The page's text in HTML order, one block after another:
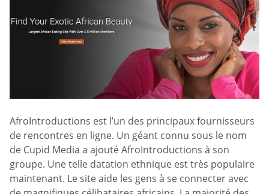
AfroIntroductions est l’un des principaux fournisseurs
de rencontres en ligne. Un géant connu sous le nom
de Cupid Media a ajouté AfroIntroductions à son
groupe. Une telle datation ethnique est très populaire
maintenant. Le site aide les gens à se connecter avec